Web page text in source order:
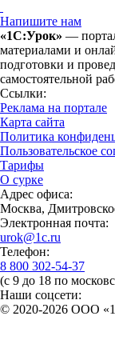
Напишите нам
«1С:Урок» —
материалами и
подготовки и
самостоятельной
Ссылки:
Реклама на портале
Карта сайта
Политика
Пользовательское
Тарифы
О сурке
Адрес офиса:
Москва,
Электронная почта:
urok@1c.ru
Телефон:
8 800 302-54-37
(с 9 до 18 по
Наши соцсети:
© 2020-2026 OOO